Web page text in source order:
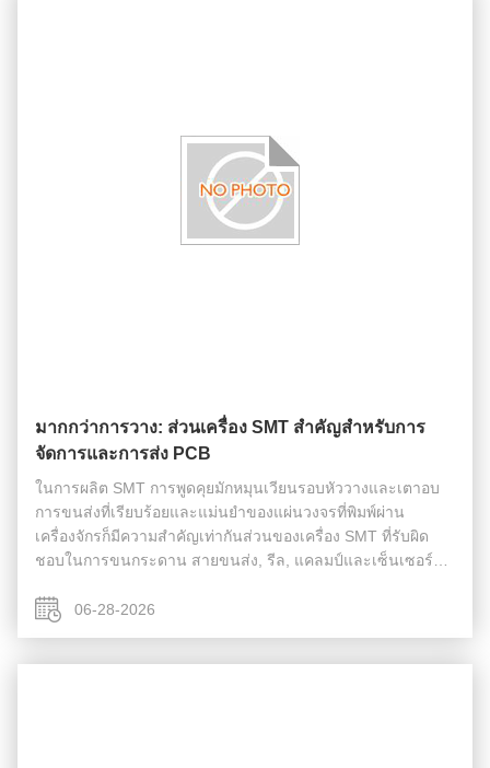
มากกว่าการวาง: ส่วนเครื่อง SMT สําคัญสําหรับการ
จัดการและการส่ง PCB
ในการผลิต SMT การพูดคุยมักหมุนเวียนรอบหัววางและเตาอบ
การขนส่งที่เรียบร้อยและแม่นยําของแผ่นวงจรที่พิมพ์ผ่าน
เครื่องจักรก็มีความสําคัญเท่ากันส่วนของเครื่อง SMT ที่รับผิด
ชอบในการขนกระดาน สายขนส่ง, รีล, แคลมป์และเซ็นเซอร์
โยนการปรับสัดส่วนของความเชื่อม...
06-28-2026